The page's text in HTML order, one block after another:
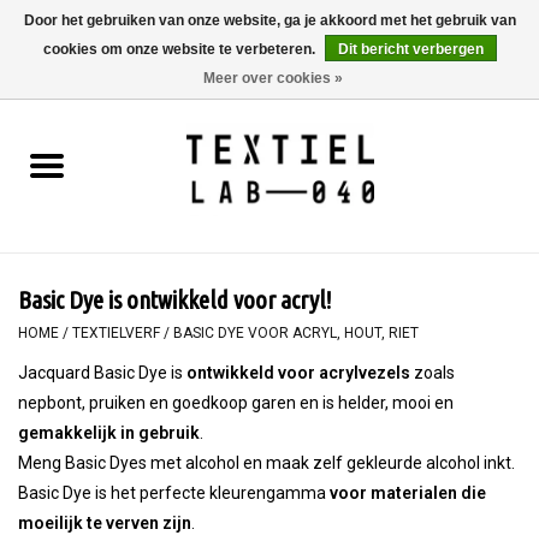
0 Artikelen - €0,00
BOEKEN
SCHILDEREN
TEXTIEL
WORKSHOPS
SPECIALS
Basic Dye is ontwikkeld voor acryl!
HOME / TEXTIELVERF/ BASIC DYE VOOR ACRYL, HOUT, RIET
Jacquard Basic Dye is ontwikkeld voor acrylvezels zoals
nepbont, pruiken en goedkoop garen en is helder, mooi en
gemakkelijk in gebruik
Meng Basic Dyes met alcohol en maak zelf gekleurde alcohol inkt.
Basic Dye is het perfecte kleurengamma voor materialen die
moeilijk te verven zijn
Door het gebruiken van onze website, ga je akkoord met het gebruik van
cookies om onze website te verbeteren.
Dit bericht verbergen
Meer over cookies »